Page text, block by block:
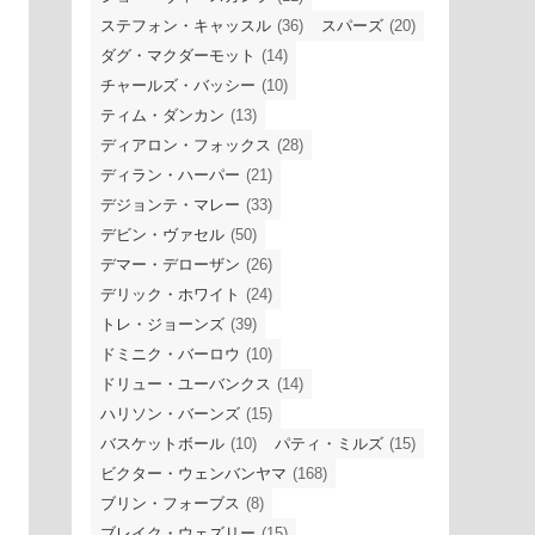
ステフォン・キャッスル (36) スパーズ (20)
ダグ・マクダーモット (14)
チャールズ・バッシー (10)
ティム・ダンカン (13)
ディアロン・フォックス (28)
ディラン・ハーパー (21)
デジョンテ・マレー (33)
デビン・ヴァセル (50)
デマー・デローザン (26)
デリック・ホワイト (24)
トレ・ジョーンズ (39)
ドミニク・バーロウ (10)
ドリュー・ユーバンクス (14)
ハリソン・バーンズ (15)
バスケットボール (10) パティ・ミルズ (15)
ビクター・ウェンバンヤマ (168)
ブリン・フォーブス (8)